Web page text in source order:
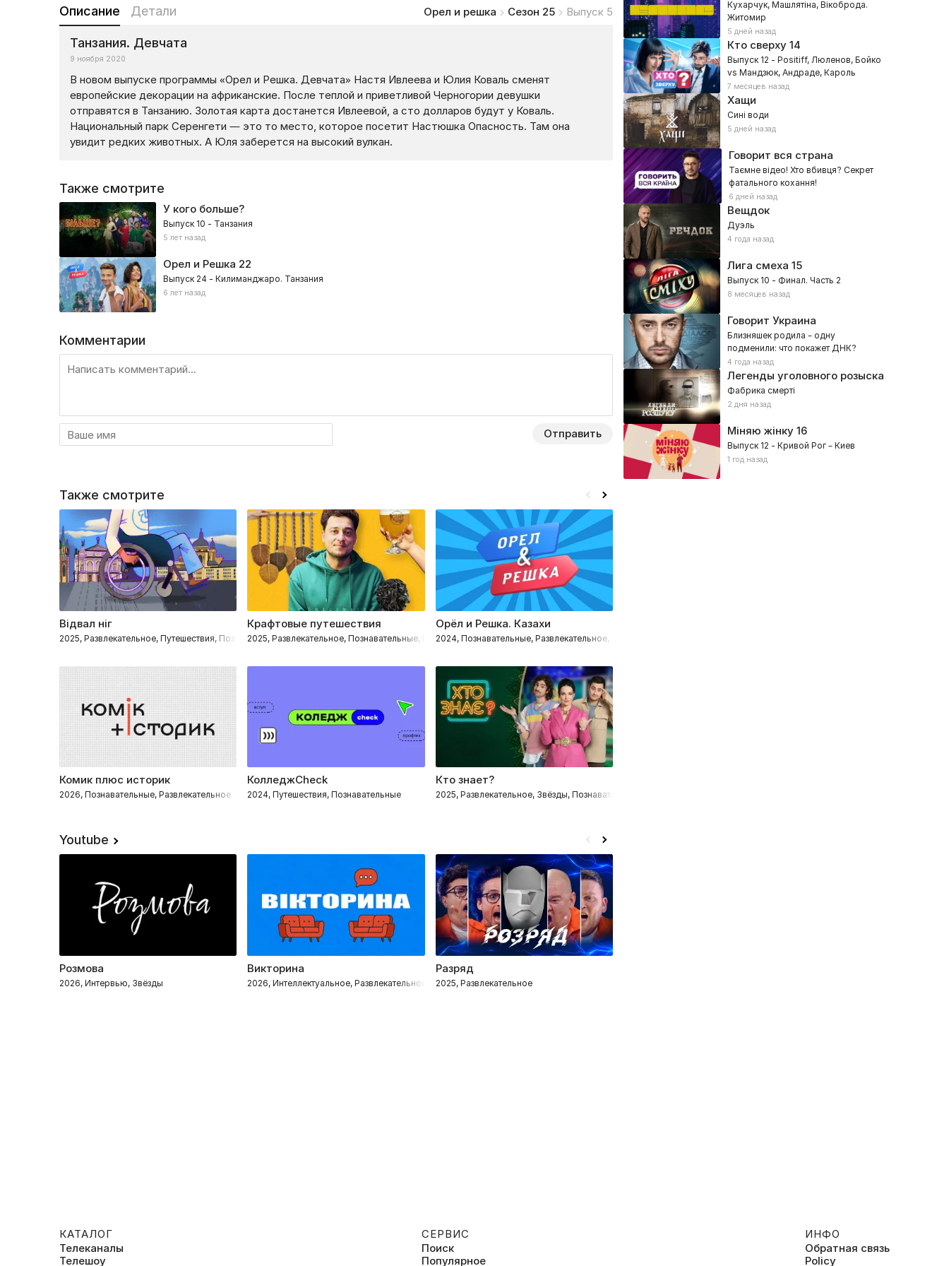
Описание Детали Орел и решка Сезон 25 Выпуск 5
Танзания. Девчата
9 ноября 2020
В новом выпуске программы «Орел и Решка. Девчата» Настя Ивлеева и Юлия Коваль сменят
европейские декорации на африканские. После теплой и приветливой Черногории девушки
отправятся в Танзанию. Золотая карта достанется Ивлеевой, а сто долларов будут у Коваль.
Национальный парк Серенгети — это то место, которое посетит Настюшка Опасность. Там она
увидит редких животных. А Юля заберется на высокий вулкан.
Также смотрите
У кого больше?
Выпуск 10 - Танзания
5 лет назад
Орел и Решка 22
Выпуск 24 - Килиманджаро. Танзания
6 лет назад
Комментарии
Отправить
Кухарчук, Машлятіна, Вікоброда.
Житомир
5 дней назад
Кто сверху14
Выпуск 12 - Positiff, Люленов, Бойко
vs Мандзюк, Андраде, Кароль
7 месяцев назад
Хащи
Сині води
5 дней назад
Говорит вся страна
Таємне відео! Хто вбивця? Секрет
фатального кохання!
6 дней назад
Вещдок
Дуэль
4 года назад
Лига смеха 15
Выпуск 10 - Финал. Часть 2
8 месяцев назад
Говорит Украина
Близняшек родила – одну
подменили: что покажет ДНК?
4 года назад
Легенды уголовного розыска
Фабрика смерті
2 дня назад
Міняю жінку16
Выпуск 12 - Кривой Рог – Киев
1 год назад
Также смотрите
Відвал ніг
2025, Развлекательное, Путешествия, Познавательные
Крафтовые путешествия
2025, Развлекательное, Познавательные, Путешествия
Орёл и Решка. Казахи
2024, Познавательные, Развлекательное, Путешествия
Комик плюс историк
2026, Познавательные, Развлекательное
КолледжCheck
2024, Путешествия, Познавательные
Кто знает?
2025, Развлекательное, Звёзды, Познавательные, Интеллектуальное
Youtube
Розмова
2026, Интервью, Звёзды
Викторина
2026, Интеллектуальное, Развлекательное
Разряд
2025, Развлекательное
КАТАЛОГ
Телеканалы
Телешоу
СЕРВИС
Поиск
Популярное
ИНФО
Обратная связь
Policy